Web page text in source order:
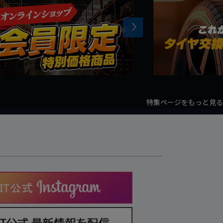
Next
特集ページをもっと見る